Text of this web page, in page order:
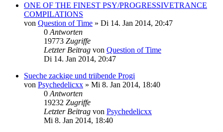
ONE OF THE FINEST PSY/PROGRESSIVETRANCE
COMPILATIONS
von Question of Time » Di 14. Jan 2014, 20:47
0 Antworten
19773 Zugriffe
Letzter Beitrag von Question of Time
Di 14. Jan 2014, 20:47
Sueche zackige und triibende Progi
von Psychedelicxx » Mi 8. Jan 2014, 18:40
0 Antworten
19232 Zugriffe
Letzter Beitrag von Psychedelicxx
Mi 8. Jan 2014, 18:40